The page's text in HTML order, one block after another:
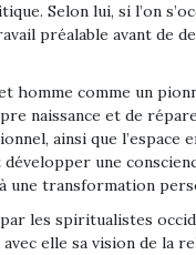
Selon lui, si l’on
préalable avant de
homme comme un
naissance et de
ainsi que l’espace
une
une transformation
les spiritualistes
elle sa vision de la